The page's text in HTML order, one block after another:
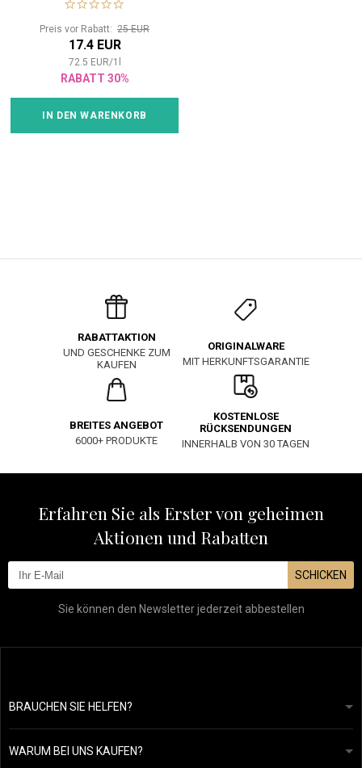
Preis vor Rabatt: 25 EUR
17.4 EUR
72.5 EUR/1
RABATT 30%
IN DEN WARENKORB
RABATTAKTION
UND GESCHENKE ZUM
KAUFEN
ORIGINALWARE
MIT HERKUNFTSGARANTIE
BREITES ANGEBOT
6000+ PRODUKTE
KOSTENLOSE
RÜCKSENDUNGEN
INNERHALB VON 30 TAGEN
Erfahren Sie als Erster von geheimen
Aktionen und Rabatten
SCHICKEN
Sie können den Newsletter jederzeit abbestellen
BRAUCHEN SIE HELFEN?
info@mapeja.de
Wir werden innerhalb von 24 Stunden antworten.
WARUM BEI UNS KAUFEN?
Allgemeine geschäftsbedingungen
Datenschutzerklärung
Unsere Geschichte